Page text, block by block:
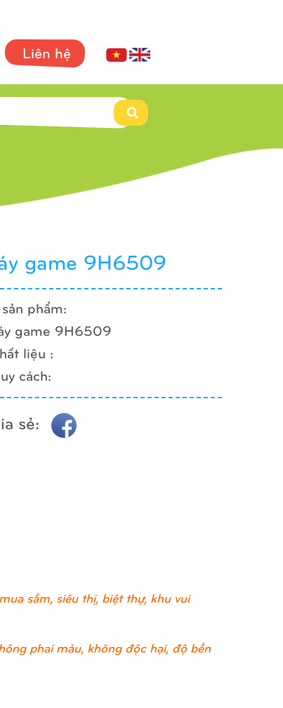
Liên hệ
game 9H6509
phẩm:
game 9H6509
liệu :
cách:
sẻ:
sắm, siêu thị, biệt thự, khu vui
phai màu, không độc hại, độ bền